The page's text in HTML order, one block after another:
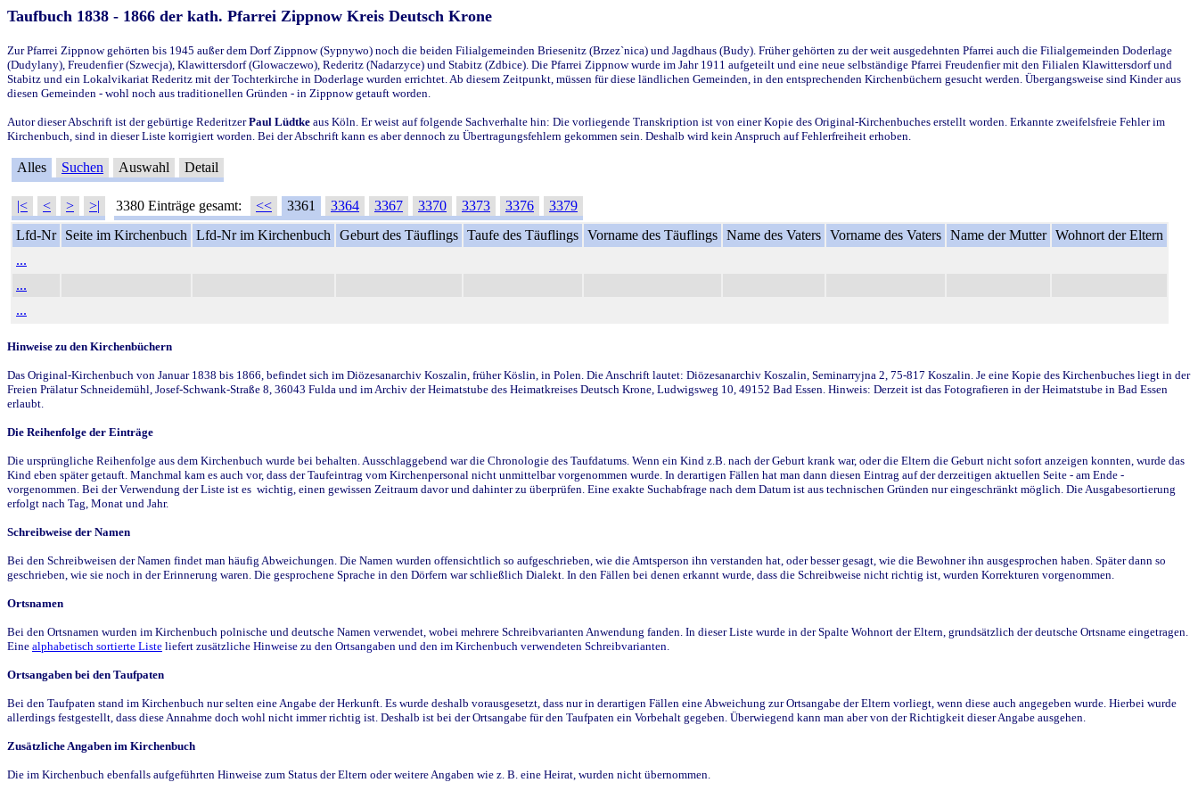
Taufbuch 1838 - 1866 der kath. Pfarrei Zippnow Kreis Deutsch Krone
Zur Pfarrei Zippnow gehörten bis 1945 außer dem Dorf Zippnow (Sypnywo) noch die beiden Filialgemeinden Briesenitz (Brzez`nica) und Jagdhaus (Budy). Früher gehörten zu der weit ausgedehnten Pfarrei auch die Filialgemeinden Doderlage
(Dudylany), Freudenfier (Szwecja), Klawittersdorf (Glowaczewo), Rederitz (Nadarzyce) und Stabitz (Zdbice). Die Pfarrei Zippnow wurde im Jahr 1911 aufgeteilt und eine neue selbständige Pfarrei Freudenfier mit den Filialen Klawittersdorf und
Stabitz und ein Lokalvikariat Rederitz mit der Tochterkirche in Doderlage wurden errichtet. Ab diesem Zeitpunkt, müssen für diese ländlichen Gemeinden, in den entsprechenden Kirchenbüchern gesucht werden. Übergangsweise sind Kinder aus
diesen Gemeinden - wohl noch aus traditionellen Gründen - in Zippnow getauft worden.
Autor dieser Abschrift ist der gebürtige RederitzerPaul Lüdtke aus Köln. Er weist auf folgende Sachverhalte hin: Die vorliegende Transkription ist von einer Kopie des Original-Kirchenbuches erstellt worden. Erkannte zweifelsfreie Fehler im
Kirchenbuch, sind in dieser Liste korrigiert worden. Bei der Abschrift kann es aber dennoch zu Übertragungsfehlern gekommen sein. Deshalb wird kein Anspruch auf Fehlerfreiheit erhoben.
Alles Suchen Auswahl Detail
|< < > >| 3380 Einträge gesamt: << 3361 3364 3367 3370 3373 3376
3379
Lfd-Nr
Seite im Kirchenbuch Lfd-Nr im Kirchenbuch Geburt des Täuflings Taufe des Täuflings Vorname des Täuflings Name des Vaters Vorname des Vaters Name der Mutter Wohnort der Eltern
...
...
...
Hinweise zu den Kirchenbüchern
Das Original-Kirchenbuch von Januar 1838 bis 1866, befindet sich im Diözesanarchiv Koszalin, früher Köslin, in Polen. Die Anschrift lautet: Diözesanarchiv Koszalin, Seminarryjna 2, 75-817 Koszalin. Je eine Kopie des Kirchenbuches liegt in der
Freien Prälatur Schneidemühl, Josef-Schwank-Straße 8, 36043 Fulda und im Archiv der Heimatstube des Heimatkreises Deutsch Krone, Ludwigsweg 10, 49152 Bad Essen. Hinweis: Derzeit ist das Fotografieren in der Heimatstube in Bad Essen
erlaubt.
Die Reihenfolge der Einträge
Die ursprüngliche Reihenfolge aus dem Kirchenbuch wurde bei behalten. Ausschlaggebend war die Chronologie des Taufdatums. Wenn ein Kind z.B. nach der Geburt krank war, oder die Eltern die Geburt nicht sofort anzeigen konnten, wurde das
Kind eben später getauft. Manchmal kam es auch vor, dass der Taufeintrag vom Kirchenpersonal nicht unmittelbar vorgenommen wurde. In derartigen Fällen hat man dann diesen Eintrag auf der derzeitigen aktuellen Seite - am Ende -
vorgenommen. Bei der Verwendung der Liste ist es wichtig, einen gewissen Zeitraum davor und dahinter zu überprüfen. Eine exakte Suchabfrage nach dem Datum ist aus technischen Gründen nur eingeschränkt möglich. Die Ausgabesortierung
erfolgt nach Tag, Monat und Jahr.
Schreibweise der Namen
Bei den Schreibweisen der Namen findet man häufig Abweichungen. Die Namen wurden offensichtlich so aufgeschrieben, wie die Amtsperson ihn verstanden hat, oder besser gesagt, wie die Bewohner ihn ausgesprochen haben. Später dann so
geschrieben, wie sie noch in der Erinnerung waren. Die gesprochene Sprache in den Dörfern war schließlich Dialekt. In den Fällen bei denen erkannt wurde, dass die Schreibweise nicht richtig ist, wurden Korrekturen vorgenommen.
Ortsnamen
Bei den Ortsnamen wurden im Kirchenbuch polnische und deutsche Namen verwendet, wobei mehrere Schreibvarianten Anwendung fanden. In dieser Liste wurde in der Spalte Wohnort der Eltern, grundsätzlich der deutsche Ortsname eingetragen.
Eine alphabetisch sortierte Liste liefert zusätzliche Hinweise zu den Ortsangaben und den im Kirchenbuch verwendeten Schreibvarianten.
Ortsangaben bei den Taufpaten
Bei den Taufpaten stand im Kirchenbuch nur selten eine Angabe der Herkunft. Es wurde deshalb vorausgesetzt, dass nur in derartigen Fällen eine Abweichung zur Ortsangabe der Eltern vorliegt, wenn diese auch angegeben wurde. Hierbei wurde
allerdings festgestellt, dass diese Annahme doch wohl nicht immer richtig ist. Deshalb ist bei der Ortsangabe für den Taufpaten ein Vorbehalt gegeben. Überwiegend kann man aber von der Richtigkeit dieser Angabe ausgehen.
Zusätzliche Angaben im Kirchenbuch
Die im Kirchenbuch ebenfalls aufgeführten Hinweise zum Status der Eltern oder weitere Angaben wie z. B. eine Heirat, wurden nicht übernommen.